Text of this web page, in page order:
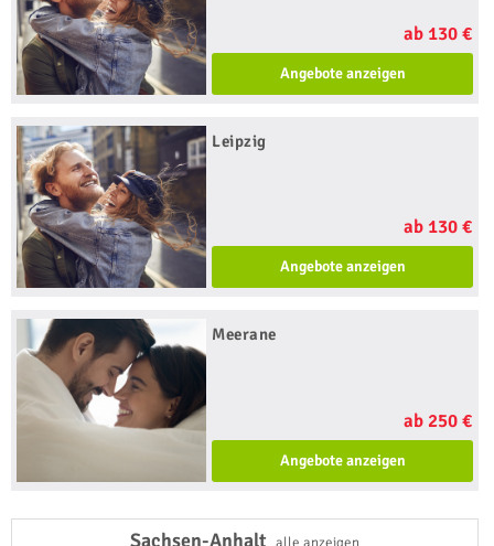
ab 130 €
Angebote anzeigen
Leipzig
ab 130 €
Angebote anzeigen
Meerane
ab 250 €
Angebote anzeigen
Sachsen-Anhalt